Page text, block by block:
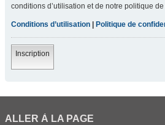
conditions d’utilisation et de notre politique
Conditions d’utilisation Politique de
Inscription
ALLER À LA PAGE